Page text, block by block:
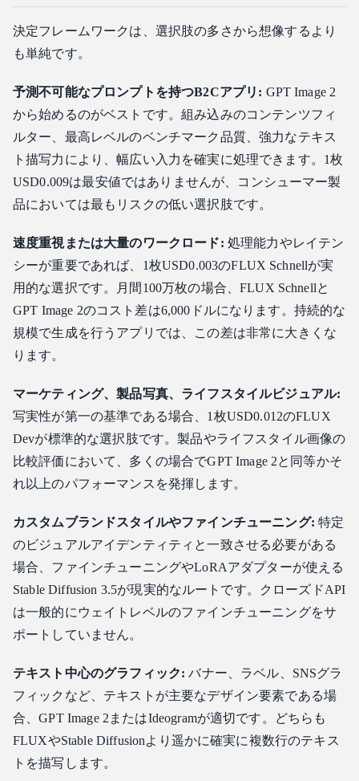
決定フレームワークは、選択肢の多さから想像するより
も単純です。
予測不可能なプロンプトを持つB2Cアプリ: GPT Image 2
から始めるのがベストです。組み込みのコンテンツフィ
ルター、最高レベルのベンチマーク品質、強力なテキス
ト描写力により、幅広い入力を確実に処理できます。1枚
USD0.009は最安値ではありませんが、コンシューマー製
品においては最もリスクの低い選択肢です。
速度重視または大量のワークロード: 処理能力やレイテン
シーが重要であれば、1枚USD0.003のFLUX Schnellが実
用的な選択です。月間100万枚の場合、FLUX Schnellと
GPT Image 2のコスト差は6,000ドルになります。持続的な
規模で生成を行うアプリでは、この差は非常に大きくな
ります。
マーケティング、製品写真、ライフスタイルビジュアル:
写実性が第一の基準である場合、1枚USD0.012のFLUX
Devが標準的な選択肢です。製品やライフスタイル画像の
比較評価において、多くの場合でGPT Image 2と同等かそ
れ以上のパフォーマンスを発揮します。
カスタムブランドスタイルやファインチューニング: 特定
のビジュアルアイデンティティと一致させる必要がある
場合、ファインチューニングやLoRAアダプターが使える
Stable Diffusion 3.5が現実的なルートです。クローズドAPI
は一般的にウェイトレベルのファインチューニングをサ
ポートしていません。
テキスト中心のグラフィック: バナー、ラベル、SNSグラ
フィックなど、テキストが主要なデザイン要素である場
合、GPT Image 2またはIdeogramが適切です。どちらも
FLUXやStable Diffusionより遥かに確実に複数行のテキス
トを描写します。